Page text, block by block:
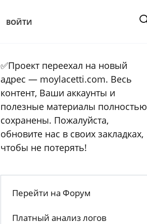
ВОЙТИ
✅Проект переехал на новый
адрес — moylacetti.com. Весь
контент, Ваши аккаунты и
полезные материалы полностью
сохранены. Пожалуйста,
обновите нас в своих закладках,
чтобы не потерять!
Перейти на Форум
Платный анализ логов